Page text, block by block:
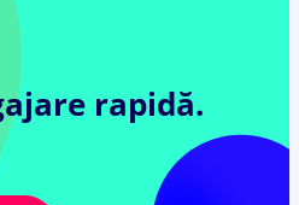
rapidă.